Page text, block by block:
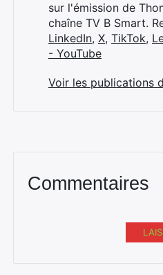
sur l'émission de
chaîne TV B Smart.
LinkedIn, X, TikTok,
- YouTube
Voir les publications
Commentaires